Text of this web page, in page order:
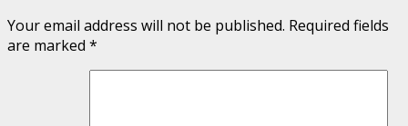
Your email address will not be published. Required fields
are marked *